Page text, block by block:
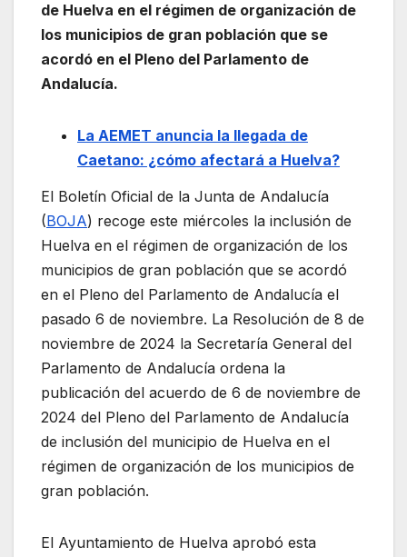
de Huelva en el régimen de organización de
los municipios de gran población que se
acordó en el Pleno del Parlamento de
Andalucía.
La AEMET anuncia la llegada de
Caetano: ¿cómo afectará a Huelva?
El Boletín Oficial de la Junta de Andalucía
(BOJA) recoge este miércoles la inclusión de
Huelva en el régimen de organización de los
municipios de gran población que se acordó
en el Pleno del Parlamento de Andalucía el
pasado 6 de noviembre. La Resolución de 8 de
noviembre de 2024 la Secretaría General del
Parlamento de Andalucía ordena la
publicación del acuerdo de 6 de noviembre de
2024 del Pleno del Parlamento de Andalucía
de inclusión del municipio de Huelva en el
régimen de organización de los municipios de
gran población.
El Ayuntamiento de Huelva aprobó esta